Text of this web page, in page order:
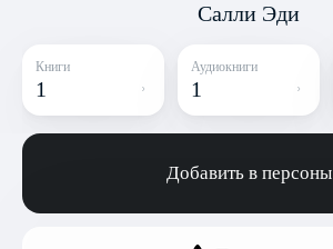
Салли Эди
Книги
1
Аудиокниги
1
Добавить в персоны